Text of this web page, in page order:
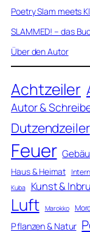
Poetry Slam meets
SLAMMED! – das
Über den Autor
Achtzeiler
Autor &
Dutzendzeiler
Feuer
Haus & Heimat
Kuba Kunst &
Luft Marokko
Pflanzen & Natur